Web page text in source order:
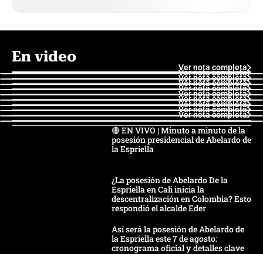
En video
Ver nota completa
Ver nota completa
Ver nota completa
Ver nota completa
Ver nota completa
Ver nota completa
Ver nota completa
Ver nota completa
Ver nota completa
Ver nota completa
🔴 EN VIVO | Minuto a minuto de la
posesión presidencial de Abelardo de
la Espriella
¿La posesión de Abelardo De la
Espriella en Cali inicia la
descentralización en Colombia? Esto
respondió el alcalde Eder
Así será la posesión de Abelardo de
la Espriella este 7 de agosto:
cronograma oficial y detalles clave